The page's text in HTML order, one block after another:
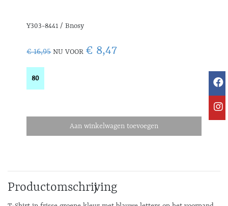
Y303-8441 / Bnosy
€ 16,95 NU VOOR € 8,47
80
Aan winkelwagen toevoegen
Productomschrijving